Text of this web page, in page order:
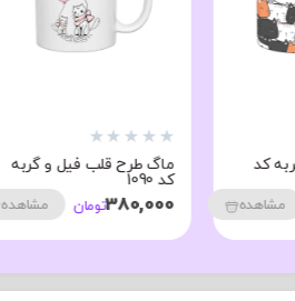
کد
مشاهده
★
★
★
★
★
ماگ طرح قلب فیل و گربه
کد 1090
380,000تومان مشاهده